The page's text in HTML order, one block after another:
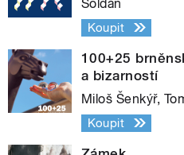
Soldán
Koupit
100+25
a bizarností
Miloš Šenkýř,
Koupit